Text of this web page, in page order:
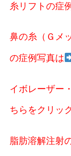
糸リフトの症
鼻の糸（Ｇメ
の症例写真は
イボレーザー
ちらをクリッ
脂肪溶解注射